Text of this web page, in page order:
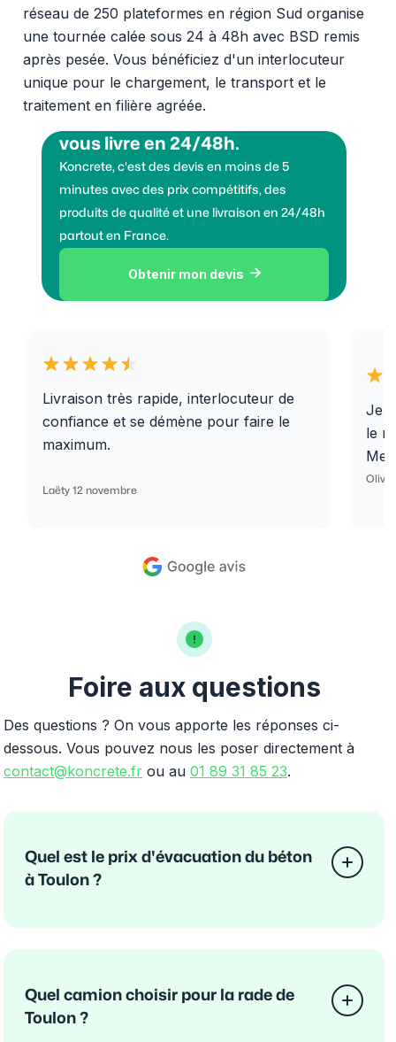
réseau de 250 plateformes en région Sud organise
une tournée calée sous 24 à 48h avec BSD remis
après pesée. Vous bénéficiez d'un interlocuteur
unique pour le chargement, le transport et le
traitement en filière agréée.
vous livre en 24/48h.
Koncrete, c'est des devis en moins de 5
minutes avec des prix compétitifs, des
produits de qualité et une livraison en 24/48h
partout en France.
Obtenir mon devis 
Livraison très rapide, interlocuteur de
confiance et se démène pour faire le
maximum.
Laëty 12 novembre
Je
le
Foire aux questions
Des questions ? On vous apporte les réponses ci-
dessous. Vous pouvez nous les poser directement à
contact@koncrete.fr ou au 01 89 31 85 23.
Quel est le prix d'évacuation du béton
à Toulon ?
Quel camion choisir pour la rade de
Toulon ?